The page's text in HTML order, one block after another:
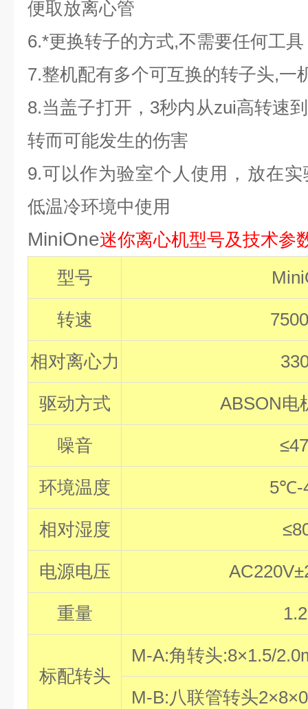
便取放离心管
6.*更换转子的方式,不需要任何工
7.整机配有多个可互换的转子头,一
8.当盖子打开，3秒内从zui高转速
转而可能发生的伤害
9.可以作为验室个人使用，放在
低温冷环境中使用
MiniOne迷你离心机型号及技术参
型号
转速
相对离心力
驱动方式 ABSON电
噪音
环境温度 5℃-
相对湿度
电源电压 AC220V
重量
标配转头
M-A:角转头:8×1.5/
M-B:八联管转头